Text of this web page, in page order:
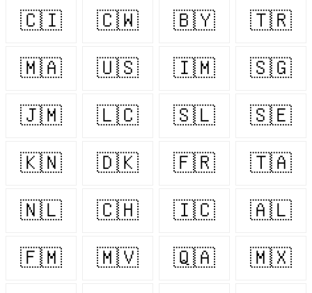
🇨🇮 🇨🇼 🇧🇾 🇹🇷
🇲🇦 🇺🇸 🇮🇲 🇸🇬
🇯🇲 🇱🇨 🇸🇱 🇸🇪
🇰🇳 🇩🇰 🇫🇷 🇹🇦
🇳🇱 🇨🇭 🇮🇨 🇦🇱
🇫🇲 🇲🇻 🇶🇦 🇲🇽